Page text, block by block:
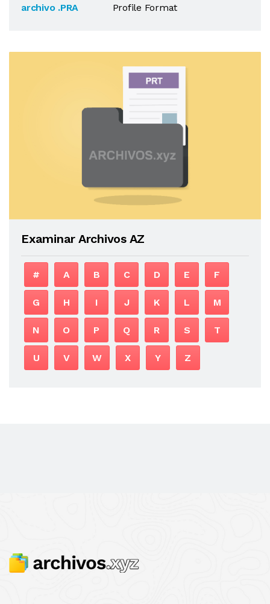
archivo .PRA
Profile Format
Examinar Archivos AZ
# A B C D E F
G H I J K L M
N O P Q R S T
U V W X Y Z